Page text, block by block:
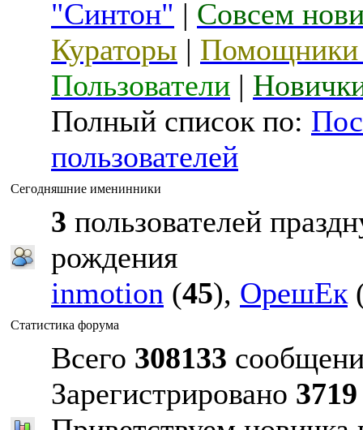
"Синтон" | Совсем
Кураторы | Помощники
Пользователи |
Полный список по:
пользователей
Сегодняшние именинники
3 пользователей
рождения
inmotion (45), ОрешЕк
Статистика форума
Всего 308133
Зарегистрировано 3719